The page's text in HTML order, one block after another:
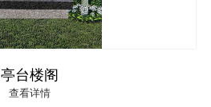
亭台楼阁
查看详情